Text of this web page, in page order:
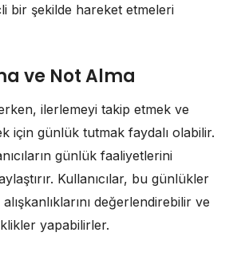
bir şekilde hareket etmeleri
ve Not Alma
ilerlemeyi takip etmek ve
için günlük tutmak faydalı olabilir.
günlük faaliyetlerini
Kullanıcılar, bu günlükler
alışkanlıklarını değerlendirebilir ve
yapabilirler.